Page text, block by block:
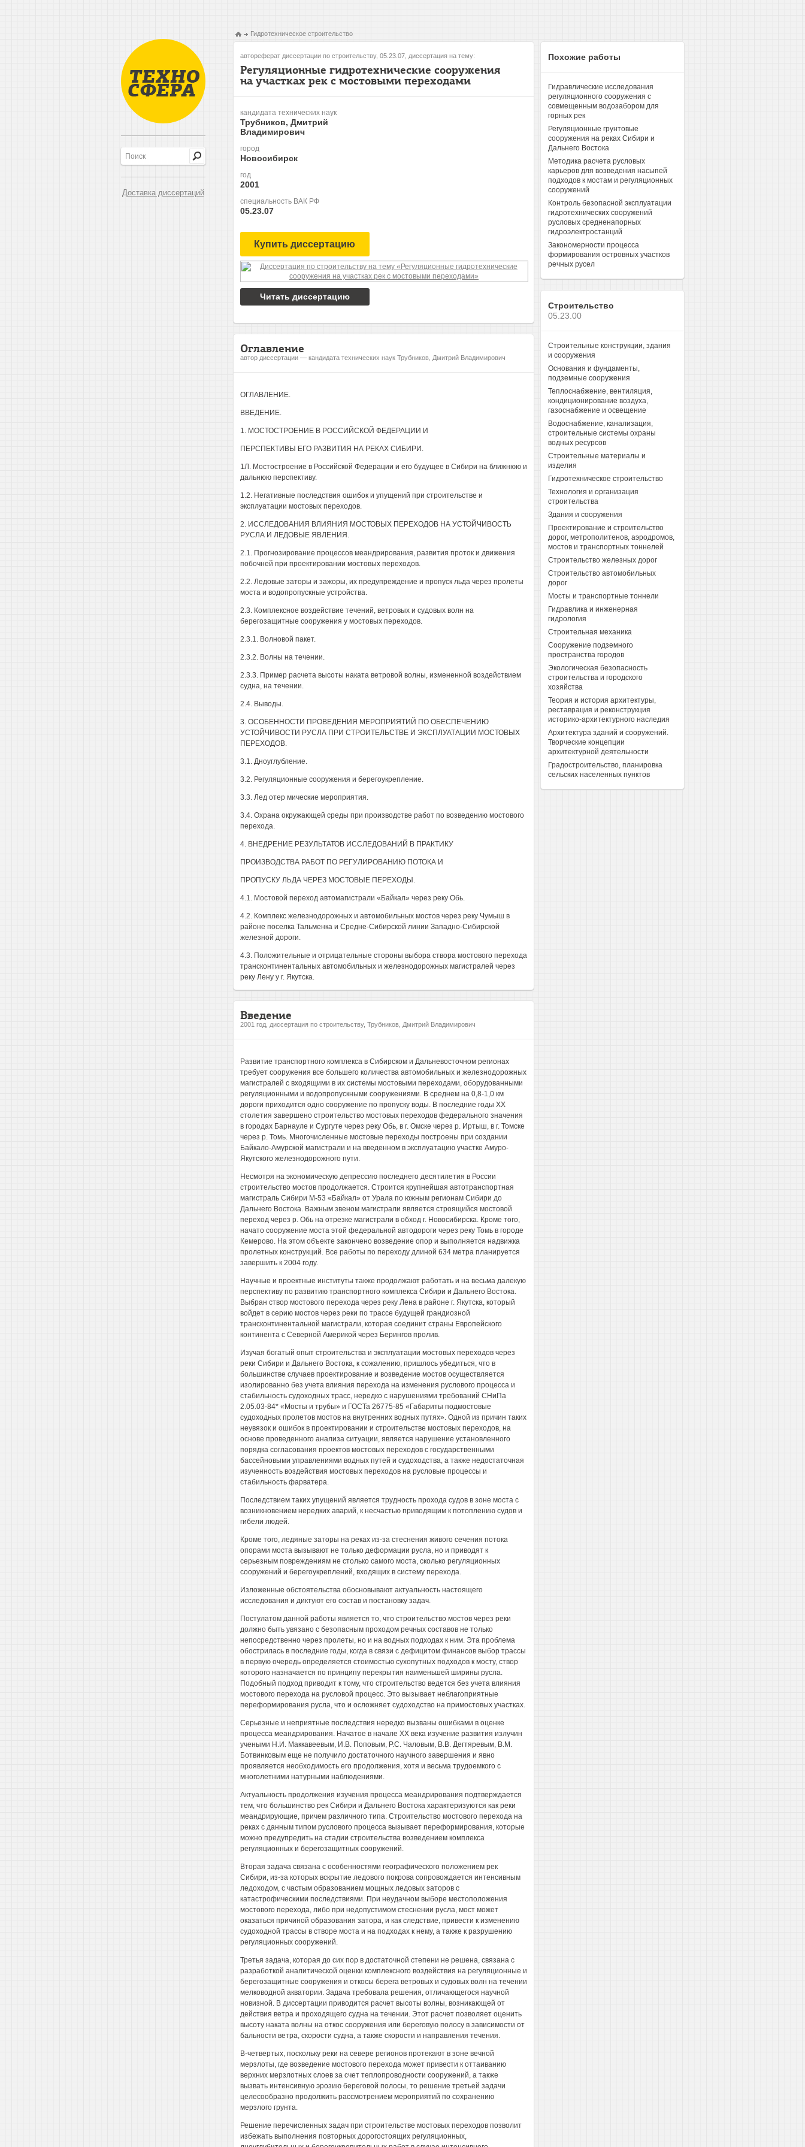
Доставка диссертаций
Гидротехническое строительство
автореферат диссертации по строительству, 05.23.07, диссертация на тему:
Регуляционные гидротехнические сооружения
на участках рек с мостовыми переходами
кандидата технических наук
Трубников, Дмитрий
Владимирович
город
Новосибирск
год
2001
специальность ВАК РФ
05.23.07
Купить диссертацию
Читать диссертацию
Оглавление
автор диссертации — кандидата технических наук Трубников, Дмитрий Владимирович
ОГЛАВЛЕНИЕ.
ВВЕДЕНИЕ.
1. МОСТОСТРОЕНИЕ В РОССИЙСКОЙ ФЕДЕРАЦИИ И
ПЕРСПЕКТИВЫ ЕГО РАЗВИТИЯ НА РЕКАХ СИБИРИ.
1Л. Мостостроение в Российской Федерации и его будущее в Сибири на ближнюю и
дальнюю перспективу.
1.2. Негативные последствия ошибок и упущений при строительстве и
эксплуатации мостовых переходов.
2. ИССЛЕДОВАНИЯ ВЛИЯНИЯ МОСТОВЫХ ПЕРЕХОДОВ НА УСТОЙЧИВОСТЬ
РУСЛА И ЛЕДОВЫЕ ЯВЛЕНИЯ.
2.1. Прогнозирование процессов меандрирования, развития проток и движения
побочней при проектировании мостовых переходов.
2.2. Ледовые заторы и зажоры, их предупреждение и пропуск льда через пролеты
моста и водопропускные устройства.
2.3. Комплексное воздействие течений, ветровых и судовых волн на
берегозащитные сооружения у мостовых переходов.
2.3.1. Волновой пакет.
2.3.2. Волны на течении.
2.3.3. Пример расчета высоты наката ветровой волны, измененной воздействием
судна, на течении.
2.4. Выводы.
3. ОСОБЕННОСТИ ПРОВЕДЕНИЯ МЕРОПРИЯТИЙ ПО ОБЕСПЕЧЕНИЮ
УСТОЙЧИВОСТИ РУСЛА ПРИ СТРОИТЕЛЬСТВЕ И ЭКСПЛУАТАЦИИ МОСТОВЫХ
ПЕРЕХОДОВ.
3.1. Дноуглубление.
3.2. Регуляционные сооружения и берегоукрепление.
3.3. Лед отер мические мероприятия.
3.4. Охрана окружающей среды при производстве работ по возведению мостового
перехода.
4. ВНЕДРЕНИЕ РЕЗУЛЬТАТОВ ИССЛЕДОВАНИЙ В ПРАКТИКУ
ПРОИЗВОДСТВА РАБОТ ПО РЕГУЛИРОВАНИЮ ПОТОКА И
ПРОПУСКУ ЛЬДА ЧЕРЕЗ МОСТОВЫЕ ПЕРЕХОДЫ.
4.1. Мостовой переход автомагистрали «Байкал» через реку Обь.
4.2. Комплекс железнодорожных и автомобильных мостов через реку Чумыш в
районе поселка Тальменка и Средне-Сибирской линии Западно-Сибирской
железной дороги.
4.3. Положительные и отрицательные стороны выбора створа мостового перехода
трансконтинентальных автомобильных и железнодорожных магистралей через
реку Лену у г. Якутска.
Введение
2001 год, диссертация по строительству, Трубников, Дмитрий Владимирович
Развитие транспортного комплекса в Сибирском и Дальневосточном регионах
требует сооружения все большего количества автомобильных и железнодорожных
магистралей с входящими в их системы мостовыми переходами, оборудованными
регуляционными и водопропускными сооружениями. В среднем на 0,8-1,0 км
дороги приходится одно сооружение по пропуску воды. В последние годы XX
столетия завершено строительство мостовых переходов федерального значения
в городах Барнауле и Сургуте через реку Обь, в г. Омске через р. Иртыш, в г. Томске
через р. Томь. Многочисленные мостовые переходы построены при создании
Байкало-Амурской магистрали и на введенном в эксплуатацию участке Амуро-
Якутского железнодорожного пути.
Несмотря на экономическую депрессию последнего десятилетия в России
строительство мостов продолжается. Строится крупнейшая автотранспортная
магистраль Сибири М-53 «Байкал» от Урала по южным регионам Сибири до
Дальнего Востока. Важным звеном магистрали является строящийся мостовой
переход через р. Обь на отрезке магистрали в обход г. Новосибирска. Кроме того,
начато сооружение моста этой федеральной автодороги через реку Томь в городе
Кемерово. На этом объекте закончено возведение опор и выполняется надвижка
пролетных конструкций. Все работы по переходу длиной 634 метра планируется
завершить к 2004 году.
Научные и проектные институты также продолжают работать и на весьма далекую
перспективу по развитию транспортного комплекса Сибири и Дальнего Востока.
Выбран створ мостового перехода через реку Лена в районе г. Якутска, который
войдет в серию мостов через реки по трассе будущей грандиозной
трансконтинентальной магистрали, которая соединит страны Европейского
континента с Северной Америкой через Берингов пролив.
Изучая богатый опыт строительства и эксплуатации мостовых переходов через
реки Сибири и Дальнего Востока, к сожалению, пришлось убедиться, что в
большинстве случаев проектирование и возведение мостов осуществляется
изолированно без учета влияния перехода на изменения руслового процесса и
стабильность судоходных трасс, нередко с нарушениями требований СНиПа
2.05.03-84* «Мосты и трубы» и ГОСТа 26775-85 «Габариты подмостовые
судоходных пролетов мостов на внутренних водных путях». Одной из причин таких
неувязок и ошибок в проектировании и строительстве мостовых переходов, на
основе проведенного анализа ситуации, является нарушение установленного
порядка согласования проектов мостовых переходов с государственными
бассейновыми управлениями водных путей и судоходства, а также недостаточная
изученность воздействия мостовых переходов на русловые процессы и
стабильность фарватера.
Последствием таких упущений является трудность прохода судов в зоне моста с
возникновением нередких аварий, к несчастью приводящим к потоплению судов и
гибели людей.
Кроме того, ледяные заторы на реках из-за стеснения живого сечения потока
опорами моста вызывают не только деформации русла, но и приводят к
серьезным повреждениям не столько самого моста, сколько регуляционных
сооружений и берегоукреплений, входящих в систему перехода.
Изложенные обстоятельства обосновывают актуальность настоящего
исследования и диктуют его состав и постановку задач.
Постулатом данной работы является то, что строительство мостов через реки
должно быть увязано с безопасным проходом речных составов не только
непосредственно через пролеты, но и на водных подходах к ним. Эта проблема
обострилась в последние годы, когда в связи с дефицитом финансов выбор трассы
в первую очередь определяется стоимостью сухопутных подходов к мосту, створ
которого назначается по принципу перекрытия наименьшей ширины русла.
Подобный подход приводит к тому, что строительство ведется без учета влияния
мостового перехода на русловой процесс. Это вызывает неблагоприятные
переформирования русла, что и осложняет судоходство на примостовых участках.
Серьезные и неприятные последствия нередко вызваны ошибками в оценке
процесса меандрирования. Начатое в начале XX века изучение развития излучин
учеными Н.И. Маккавеевым, И.В. Поповым, P.C. Чаловым, В.В. Дегтяревым, В.М.
Ботвинковым еще не получило достаточного научного завершения и явно
проявляется необходимость его продолжения, хотя и весьма трудоемкого с
многолетними натурными наблюдениями.
Актуальность продолжения изучения процесса меандрирования подтверждается
тем, что большинство рек Сибири и Дальнего Востока характеризуются как реки
меандрирующие, причем различного типа. Строительство мостового перехода на
реках с данным типом руслового процесса вызывает переформирования, которые
можно предупредить на стадии строительства возведением комплекса
регуляционных и берегозащитных сооружений.
Вторая задача связана с особенностями географического положением рек
Сибири, из-за которых вскрытие ледового покрова сопровождается интенсивным
ледоходом, с частым образованием мощных ледовых заторов с
катастрофическими последствиями. При неудачном выборе местоположения
мостового перехода, либо при недопустимом стеснении русла, мост может
оказаться причиной образования затора, и как следствие, привести к изменению
судоходной трассы в створе моста и на подходах к нему, а также к разрушению
регуляционных сооружений.
Третья задача, которая до сих пор в достаточной степени не решена, связана с
разработкой аналитической оценки комплексного воздействия на регуляционные и
берегозащитные сооружения и откосы берега ветровых и судовых волн на течении
мелководной акватории. Задача требовала решения, отличающегося научной
новизной. В диссертации приводится расчет высоты волны, возникающей от
действия ветра и проходящего судна на течении. Этот расчет позволяет оценить
высоту наката волны на откос сооружения или береговую полосу в зависимости от
бальности ветра, скорости судна, а также скорости и направления течения.
В-четвертых, поскольку реки на севере регионов протекают в зоне вечной
мерзлоты, где возведение мостового перехода может привести к оттаиванию
верхних мерзлотных слоев за счет теплопроводности сооружений, а также
вызвать интенсивную эрозию береговой полосы, то решение третьей задачи
целесообразно продолжить рассмотрением мероприятий по сохранению
мерзлого грунта.
Решение перечисленных задач при строительстве мостовых переходов позволит
избежать выполнения повторных дорогостоящих регуляционных,
Похожие работы
Гидравлические исследования
регуляционного сооружения с
совмещенным водозабором для
горных рек
Регуляционные грунтовые
сооружения на реках Сибири и
Дальнего Востока
Методика расчета русловых
карьеров для возведения насыпей
подходов к мостам и регуляционных
сооружений
Контроль безопасной эксплуатации
гидротехнических сооружений
русловых средненапорных
гидроэлектростанций
Закономерности процесса
формирования островных участков
речных русел
Строительство
05.23.00
Строительные конструкции, здания
и сооружения
Основания и фундаменты,
подземные сооружения
Теплоснабжение, вентиляция,
кондиционирование воздуха,
газоснабжение и освещение
Водоснабжение, канализация,
строительные системы охраны
водных ресурсов
Строительные материалы и
изделия
Гидротехническое строительство
Технология и организация
строительства
Здания и сооружения
Проектирование и строительство
дорог, метрополитенов, аэродромов,
мостов и транспортных тоннелей
Строительство железных дорог
Строительство автомобильных
дорог
Мосты и транспортные тоннели
Гидравлика и инженерная
гидрология
Строительная механика
Сооружение подземного
пространства городов
Экологическая безопасность
строительства и городского
хозяйства
Теория и история архитектуры,
реставрация и реконструкция
историко-архитектурного наследия
Архитектура зданий и сооружений.
Творческие концепции
архитектурной деятельности
Градостроительство, планировка
сельских населенных пунктов